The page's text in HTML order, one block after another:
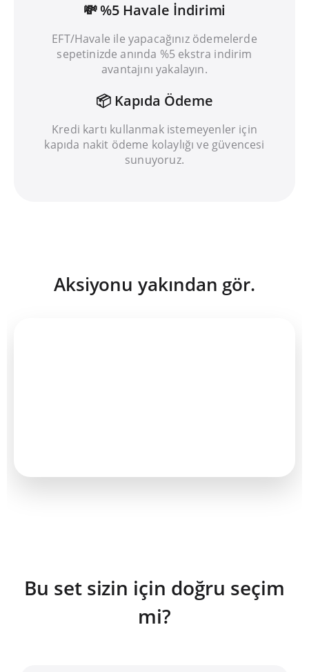
💸 %5 Havale İndirimi
EFT/Havale ile yapacağınız ödemelerde
sepetinizde anında %5 ekstra indirim
avantajını yakalayın.
📦 Kapıda Ödeme
Kredi kartı kullanmak istemeyenler için
kapıda nakit ödeme kolaylığı ve güvencesi
sunuyoruz.
Aksiyonu yakından gör.
Bu set sizin için doğru seçim
mi?